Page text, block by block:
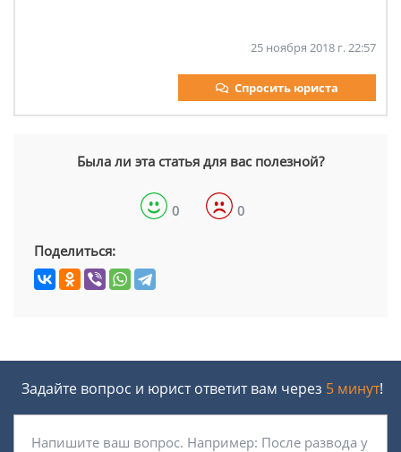
25 ноября 2018 г. 22:57
Спросить юриста
Была ли эта статья для вас полезной?
0 0
Поделиться:
Задайте вопрос и юрист ответит вам через 5 минут!